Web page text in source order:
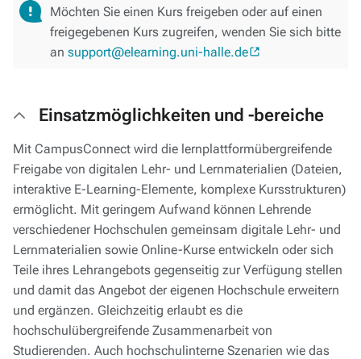
Möchten Sie einen Kurs freigeben oder auf einen
freigegebenen Kurs zugreifen, wenden Sie sich bitte
an support@elearning.uni-halle.de
Einsatzmöglichkeiten und -bereiche
Mit CampusConnect wird die lernplattformübergreifende
Freigabe von digitalen Lehr- und Lernmaterialien (Dateien,
interaktive E-Learning-Elemente, komplexe Kursstrukturen)
ermöglicht. Mit geringem Aufwand können Lehrende
verschiedener Hochschulen gemeinsam digitale Lehr- und
Lernmaterialien sowie Online-Kurse entwickeln oder sich
Teile ihres Lehrangebots gegenseitig zur Verfügung stellen
und damit das Angebot der eigenen Hochschule erweitern
und ergänzen. Gleichzeitig erlaubt es die
hochschulübergreifende Zusammenarbeit von
Studierenden. Auch hochschulinterne Szenarien wie das